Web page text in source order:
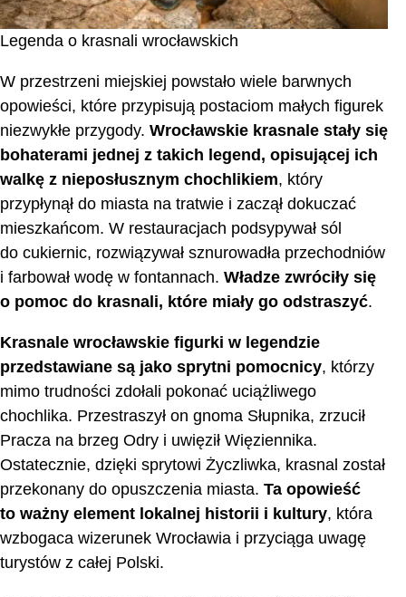
Legenda o krasnali wrocławskich
W przestrzeni miejskiej powstało wiele barwnych
opowieści, które przypisują postaciom małych figurek
niezwykłe przygody. Wrocławskie krasnale stały się
bohaterami jednej z takich legend, opisującej ich
walkę z nieposłusznym chochlikiem, który
przypłynął do miasta na tratwie i zaczął dokuczać
mieszkańcom. W restauracjach podsypywał sól
do cukiernic, rozwiązywał sznurowadła przechodniów
i farbował wodę w fontannach. Władze zwróciły się
o pomoc do krasnali, które miały go odstraszyć.
Krasnale wrocławskie figurki w legendzie
przedstawiane są jako sprytni pomocnicy, którzy
mimo trudności zdołali pokonać uciążliwego
chochlika. Przestraszył on gnoma Słupnika, zrzucił
Pracza na brzeg Odry i uwięził Więziennika.
Ostatecznie, dzięki sprytowi Życzliwka, krasnal został
przekonany do opuszczenia miasta. Ta opowieść
to ważny element lokalnej historii i kultury, która
wzbogaca wizerunek Wrocławia i przyciąga uwagę
turystów z całej Polski.